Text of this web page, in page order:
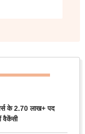
के 2.70 लाख+ पद
वैकेंसी